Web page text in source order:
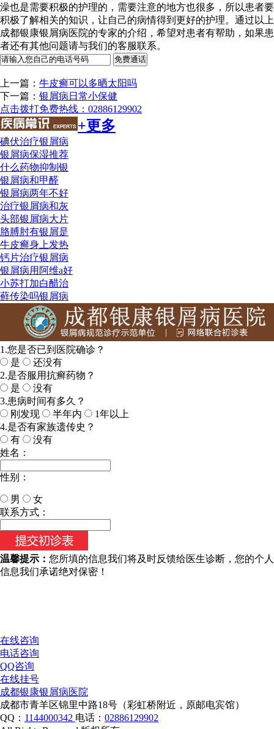
澡也是需要积极的护理的，需要注意的地方也很多，所以患者要
积极了解相关的知识，让自己的病情得到更好的护理。通过以上
成都银康银屑病医院的专家的介绍，希望对患者有帮助，如果患
者还有其他问题请与我们的客服联系。
上一篇： 牛皮癣可以多晒太阳吗
下一篇： 银屑病日常小保健
点击拨打免费热线：02886129902
+更多
碘伏治疗银屑病
银屑病保湿推荐
什么药物抑制银
银屑病和甲醛
银屑病两年不好
治疗银屑病和灰
头部银屑病大片
胳膊肘有银屑是
牛皮癣身上发热
钙片治疗银屑病
银屑病用阿维a好
小苏打加白醋治
藓传染吗银屑病
1.您是否已到医院确诊？
是
还没有
2.是否服用抗癣药物？
是
没有
3.患病时间有多久？
刚发现
半年内
1年以上
4.是否有家族遗传史？
有
没有
姓名：
性别：
男
女
今天日期：
联系方式：
温馨提示： 您所填的信息我们将及时反馈给医生诊断，您的个人
信息我们承诺绝对保密！
在线咨询
电话咨询
QQ咨询
在线挂号
成都银康银屑病医院
成都市青羊区锦里中路18号（彩虹桥附近，原邮电宾馆）
QQ： 1144000342 电话： 02886129902